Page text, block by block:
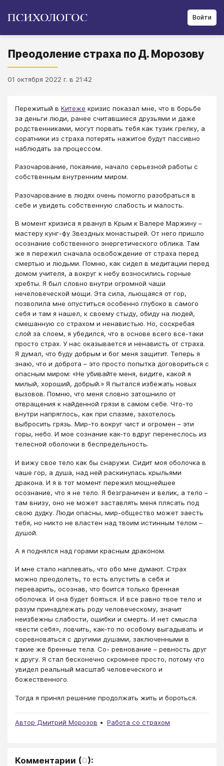
Войти
Преодоление страха по Д. Морозову
01 октября 2022 г. в 21:42
Пережитый в Китеже кризис показал мне, что в борьбе
за деньги люди, ранее считавшиеся друзьями и даже
родственниками, могут порвать тебя как тузик грелку, а
соратники из страха потерять нажитое будут пассивно
наблюдать за процессом.
Разочарование, покаяние, начало серьезной работы с
собственным внутренним миром.
Разочарование в людях очень помогло разобраться в
себе и увидеть собственную слабость и малость.
В момент кризиса я рванул в Крым к Валере Маржину –
мастеру кунг-фу Звездных монастырей. От него пришло
осознание собственного энергетического облика. Там
же я пережил сначала освобождение от страха перед
смертью и людьми. Помню, как сидел в медитации перед
домом учителя, а вокруг к небу возносились горные
хребты. Я был словно внутри огромной чаши
нечеловеческой мощи. Эта сила, льющаяся от гор,
позволила мне опуститься особенно глубоко в самого
себя и там я нашел, к своему стыду, обиду на людей,
смешанную со страхом и ненавистью. Но, соскребая
слой за слоем, я убедился, что в основе всего все-таки
просто страх. У нас оказывается и ненависть от страха.
Я думал, что буду добрым и бог меня защитит. Теперь я
знаю, что и доброта – это просто попытка договориться с
опасным миром: «Не убивайте меня, видите, какой я
милый, хороший, добрый.» Я пытался избежать новых
вызовов. Помню, что меня словно затошнило от
отвращения к найденной грязи в самом себе. Что-то
внутри напряглось, как при спазме, захотелось
выбросить грязь. Мир-то вокруг чист и огромен – эти
горы, небо. И мое сознание как-то вдруг перенеслось из
телесной оболочки в беспредельность.
И вижу свое тело как бы снаружи. Сидит моя оболочка в
чаше гор, а душа, над ней раскинулась крыльями
дракона. И я в тот момент пережил мощнейшее
осознание, что я не тело. Я безграничен и велик, а тело –
там внизу, оно не может заставлять меня плясать под
свою дудку. Люди опасны, мир-общество может заесть
тебя, но никто не властен над твоим истинным телом –
душой.
А я поднялся над горами красным драконом.
И мне стало наплевать, что обо мне думают. Страх
можно преодолеть, то есть впустить в себя и
переварить, осознав, что боится только бренная
оболочка. И она будет бояться. И все равно твое тело и
разум принадлежать роду человеческому, значит
неизбежны слабости, ошибки и смерть. И нет смысла
«вести себя», ловчить, как-то по особому выгадывать и
соревноваться с другими душами, заключенными в
такие же бренные тела. Со- ревнование – ревность друг
к другу. Я стал бесконечно скромнее просто, потому что
увидел реальный масштаб человеческого и
божественного.
Тогда я принял решение продолжать жить и бороться.
Автор Дмитрий Морозов Работа со страхом
Комментарии (0):